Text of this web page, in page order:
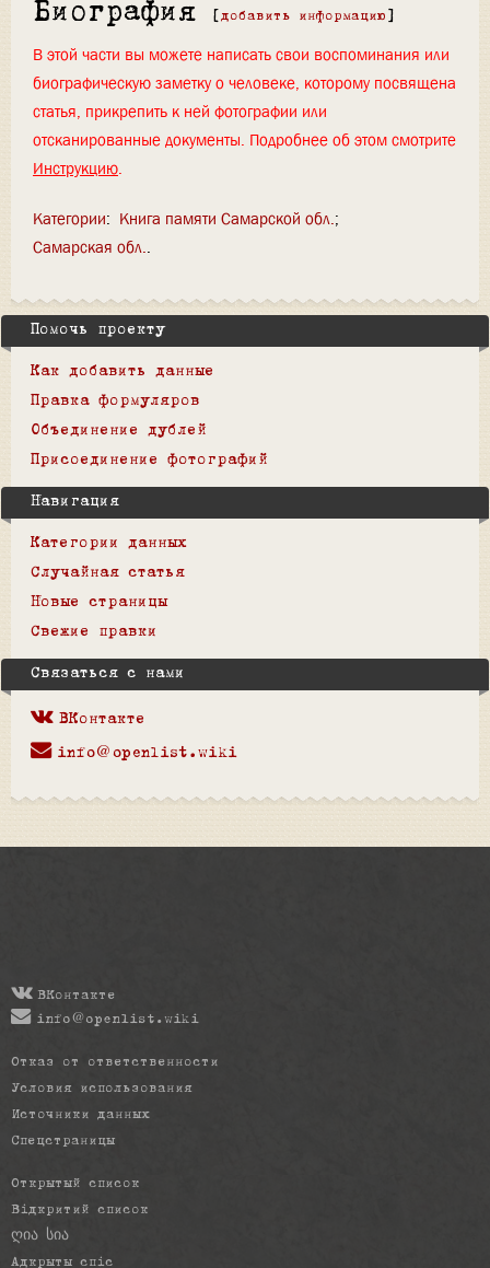
Биография [ добавить информацию ]
В этой части вы можете написать свои воспоминания или
биографическую заметку о человеке, которому посвящена
статья, прикрепить к ней фотографии или
отсканированные документы. Подробнее об этом смотрите
Инструкцию.
Категории: Книга памяти Самарской обл.
Самарская обл.
Помочь проекту
Как добавить данные
Правка формуляров
Объединение дублей
Присоединение фотографий
Навигация
Категории данных
Случайная статья
Новые страницы
Свежие правки
Связаться с нами
ВКонтакте
info@openlist.wiki
ВКонтакте
info@openlist.wiki
Отказ от ответственности
Условия использования
Источники данных
Спецстраницы
Открытый список
Відкритий список
ღია სია
Адкрыты спіс